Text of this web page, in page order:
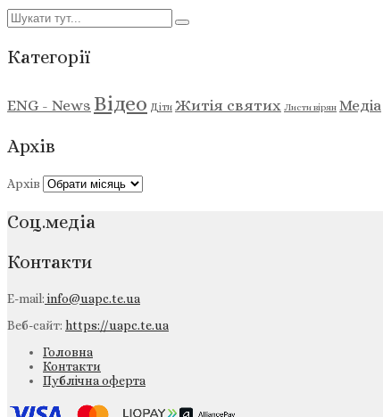
Категорії
ENG - News Відео Діти Житія святих Листи вірян Медіа
Архів
Архів
Соц.медіа
Контакти
E-mail:info@uapc.te.ua
Веб-сайт: https://uapc.te.ua
Головна
Контакти
Публічна оферта